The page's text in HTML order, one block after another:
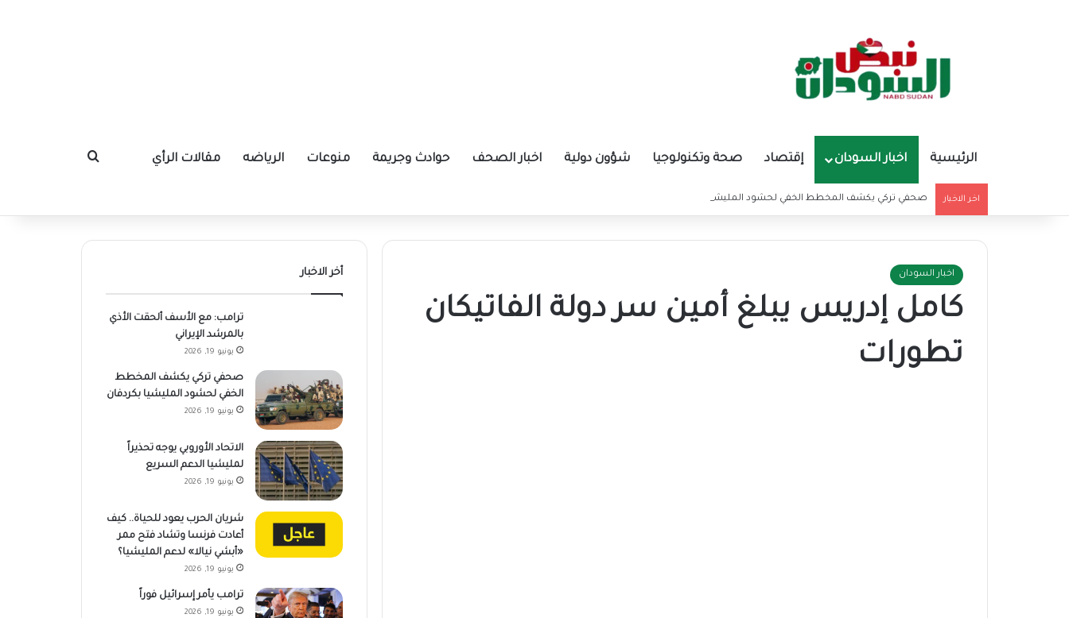
الرئيسية اخبار السودان إقتصاد صحة وتكنولوجيا شؤون دولية اخبار الصحف حوادث وجريمة منوعات الرياضه مقالات الرأي بحث عن
اخر الاخبار صحفي تركي يكشف المخطط الخفي لحشود المليشيا بكردفان
اخبار السودان
كامل إدريس يبلغ أمين سر دولة الفاتيكان
تطورات
أخر الاخبار
ترامب: مع الأسف ألحقت الأذي
بالمرشد الإيراني
يونيو 19, 2026
صحفي تركي يكشف المخطط
الخفي لحشود المليشيا بكردفان
يونيو 19, 2026
الاتحاد الأوروبي يوجه تحذيراً
لمليشيا الدعم السريع
يونيو 19, 2026
شريان الحرب يعود للحياة.. كيف
أعادت فرنسا وتشاد فتح ممر
«أبشي نيالا» لدعم المليشيا؟
يونيو 19, 2026
ترامب يأمر إسرائيل فوراً
يونيو 19, 2026